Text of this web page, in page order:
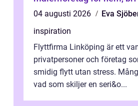
04 augusti 2026
Eva
inspiration
Flyttfirma Linköping är ett
privatpersoner och företag
smidig flytt utan stress.
vad som skiljer en seri&o...